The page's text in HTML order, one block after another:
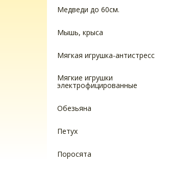
Медведи до 60см.
Мышь, крыса
Мягкая игрушка-антистресс
Мягкие игрушки
электрофицированные
Обезьяна
Петух
Поросята